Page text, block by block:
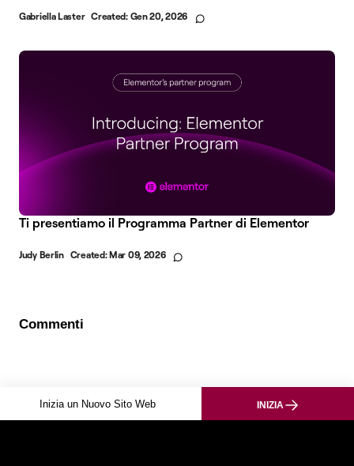
Gabriella Laster Created: Gen 20, 2026
Ti presentiamo il Programma Partner di Elementor
Judy Berlin Created:Mar 09, 2026
Commenti
Inizia un Nuovo Sito Web INIZIA